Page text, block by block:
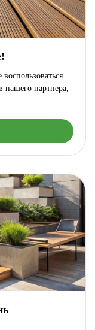
нашего партнера,